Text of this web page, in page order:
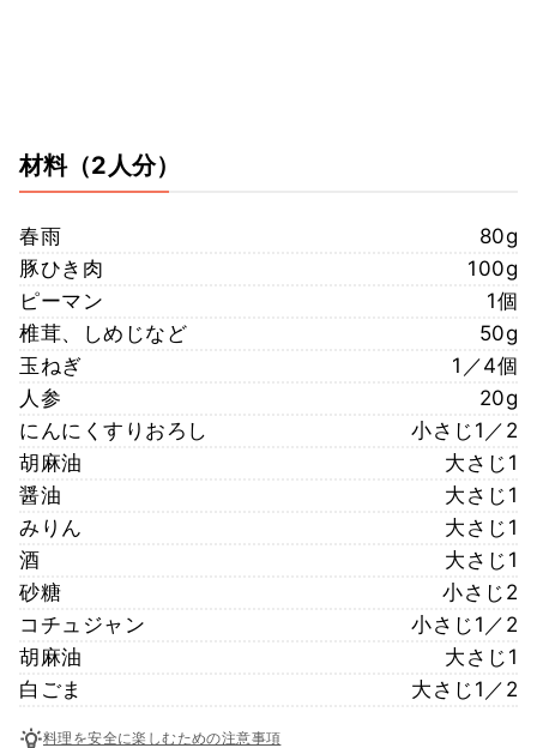
材料（2人分）
春雨
80g
豚ひき肉
100g
ピーマン
1個
椎茸、しめじなど
50g
玉ねぎ
1／4個
人参
20g
にんにくすりおろし
小さじ1／2
胡麻油
大さじ1
醤油
大さじ1
みりん
大さじ1
酒
大さじ1
砂糖
小さじ2
コチュジャン
小さじ1／2
胡麻油
大さじ1
白ごま
大さじ1／2
料理を安全に楽しむための注意事項